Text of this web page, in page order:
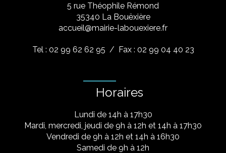
5 rue Théophile Rémond
​35340 La Bouëxière
accueil@mairie-labouexiere.fr
Tel : 02 99 62 62 95 / Fax : 02 99 04 40 23
Horaires
Lundi de 14h à 17h30
Mardi, mercredi, jeudi de 9h à 12h et 14h à 17h30
Vendredi de 9h à 12h et 14h à 16h30
Samedi de 9h à 12h